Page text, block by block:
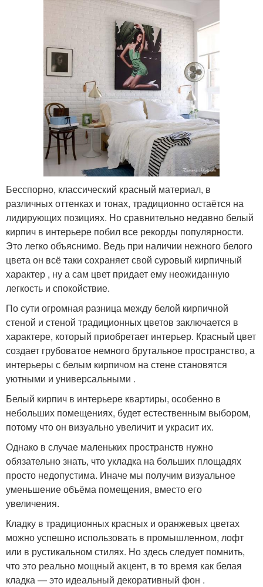
Бесспорно, классический красный материал, в
различных оттенках и тонах, традиционно остаётся на
лидирующих позициях. Но сравнительно недавно белый
кирпич в интерьере побил все рекорды популярности.
Это легко объяснимо. Ведь при наличии нежного белого
цвета он всё таки сохраняет свой суровый кирпичный
характер , ну а сам цвет придает ему неожиданную
легкость и спокойствие.
По сути огромная разница между белой кирпичной
стеной и стеной традиционных цветов заключается в
характере, который приобретает интерьер. Красный цвет
создает грубоватое немного брутальное пространство, а
интерьеры с белым кирпичом на стене становятся
уютными и универсальными .
Белый кирпич в интерьере квартиры, особенно в
небольших помещениях, будет естественным выбором,
потому что он визуально увеличит и украсит их.
Однако в случае маленьких пространств нужно
обязательно знать, что укладка на больших площадях
просто недопустима. Иначе мы получим визуальное
уменьшение объёма помещения, вместо его
увеличения.
Кладку в традиционных красных и оранжевых цветах
можно успешно использовать в промышленном, лофт
или в рустикальном стилях. Но здесь следует помнить,
что это реально мощный акцент, в то время как белая
кладка — это идеальный декоративный фон .